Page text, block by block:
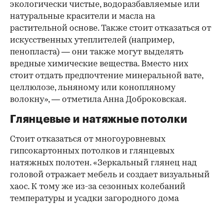
экологически чистые, водоразбавляемые или
натуральные красители и масла на
растительной основе. Также стоит отказаться от
искусственных утеплителей (например,
пенопласта) — они также могут выделять
вредные химические вещества. Вместо них
стоит отдать предпочтение минеральной вате,
целлюлозе, льняному или конопляному
волокну», — отметила Анна Доброковская.
Глянцевые и натяжные потолки
Стоит отказаться от многоуровневых
гипсокартонных потолков и глянцевых
натяжных полотен. «Зеркальный глянец над
головой отражает мебель и создает визуальный
хаос. К тому же из-за сезонных колебаний
температуры и усадки загородного дома